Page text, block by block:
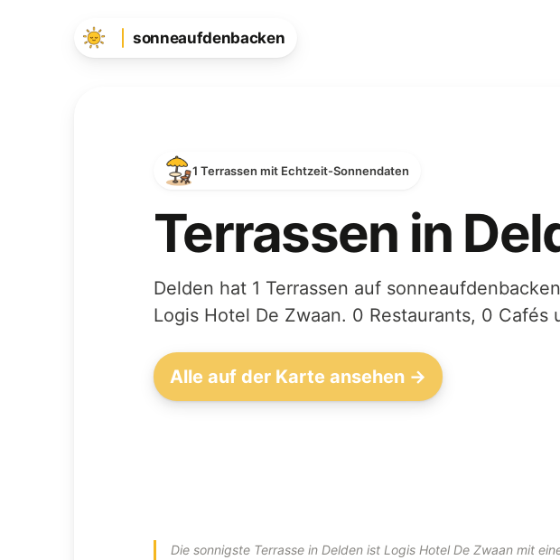
sonneaufdenbacken
1 Terrassen mit Echtzeit-Sonnendaten
Terrassen in
Delden hat 1 Terrassen auf
Logis Hotel De Zwaan. 0 Restaurants, 0 Cafés
Alle auf der Karte ansehen →
Die sonnigste Terrasse in Delden ist Logis Hotel De Zwaan mit